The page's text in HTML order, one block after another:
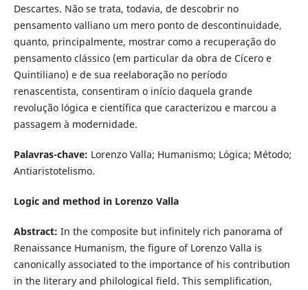
Descartes. Não se trata, todavia, de descobrir no
pensamento valliano um mero ponto de descontinuidade,
quanto, principalmente, mostrar como a recuperação do
pensamento clássico (em particular da obra de Cícero e
Quintiliano) e de sua reelaboração no período
renascentista, consentiram o início daquela grande
revolução lógica e científica que caracterizou e marcou a
passagem à modernidade.
Palavras-chave: Lorenzo Valla; Humanismo; Lógica; Método;
Antiaristotelismo.
Logic and method in Lorenzo Valla
Abstract: In the composite but infinitely rich panorama of
Renaissance Humanism, the figure of Lorenzo Valla is
canonically associated to the importance of his contribution
in the literary and philological field. This semplification,